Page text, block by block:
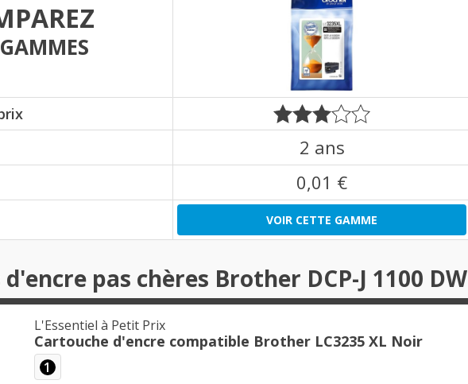
2 ans
0,01 €
VOIR CETTE GAMME
pas chères Brother DCP-J 1100 DW
L'Essentiel à Petit Prix
Cartouche d'encre compatible Brother LC3235 XL Noir
1